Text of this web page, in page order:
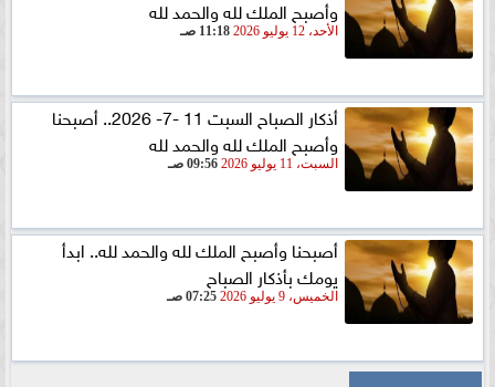
وأصبح الملك لله والحمد لله
الأحد، 12 يوليو 2026 11:18 صـ
أذكار الصباح السبت 11 -7- 2026.. أصبحنا
وأصبح الملك لله والحمد لله
السبت، 11 يوليو 2026 09:56 صـ
أصبحنا وأصبح الملك لله والحمد لله.. ابدأ
يومك بأذكار الصباح
الخميس، 9 يوليو 2026 07:25 صـ